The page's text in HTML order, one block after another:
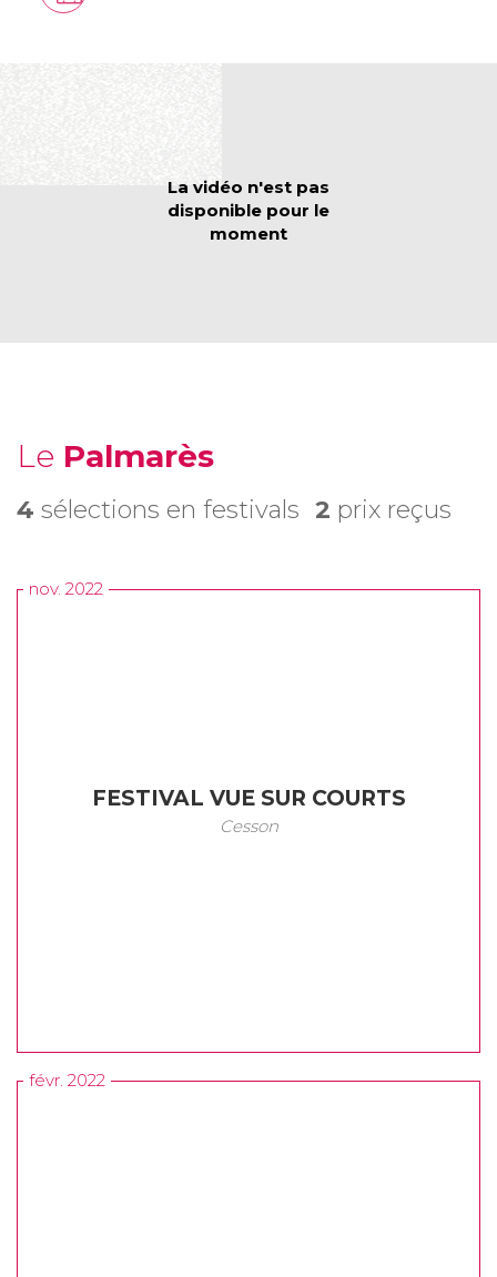
Le Palmarès
4 sélections en festivals 2 prix reçus
nov. 2022
FESTIVAL VUE SUR COURTS
Cesson
févr. 2022